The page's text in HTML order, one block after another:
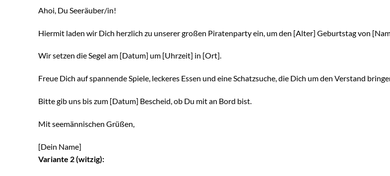
Ahoi, Du Seeräuber/in!
Hiermit laden wir Dich herzlich zu unserer großen Piratenparty ein, um den [Alter] Geburtstag von
Wir setzen die Segel am [Datum] um [Uhrzeit] in [Ort].
Freue Dich auf spannende Spiele, leckeres Essen und eine Schatzsuche, die Dich um den Verstand
Bitte gib uns bis zum [Datum] Bescheid, ob Du mit an Bord bist.
Mit seemännischen Grüßen,
[Dein Name]
Variante 2 (witzig):